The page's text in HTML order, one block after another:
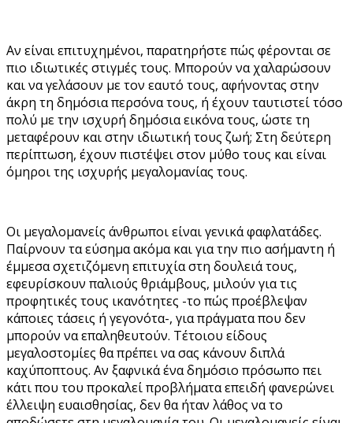
Αν είναι επιτυχημένοι, παρατηρήστε πώς φέρονται σε
πιο ιδιωτικές στιγμές τους. Μπορούν να χαλαρώσουν
και να γελάσουν με τον εαυτό τους, αφήνοντας στην
άκρη τη δημόσια περσόνα τους, ή έχουν ταυτιστεί τόσο
πολύ με την ισχυρή δημόσια εικόνα τους, ώστε τη
μεταφέρουν και στην ιδιωτική τους ζωή; Στη δεύτερη
περίπτωση, έχουν πιστέψει στον μύθο τους και είναι
όμηροι της ισχυρής μεγαλομανίας τους.
Οι μεγαλομανείς άνθρωποι είναι γενικά φαφλατάδες.
Παίρνουν τα εύσημα ακόμα και για την πιο ασήμαντη ή
έμμεσα σχετιζόμενη επιτυχία στη δουλειά τους,
εφευρίσκουν παλιούς θριάμβους, μιλούν για τις
προφητικές τους ικανότητες -το πώς προέβλεψαν
κάποιες τάσεις ή γεγονότα-, για πράγματα που δεν
μπορούν να επαληθευτούν. Τέτοιου είδους
μεγαλοστομίες θα πρέπει να σας κάνουν διπλά
καχύποπτους. Αν ξαφνικά ένα δημόσιο πρόσωπο πει
κάτι που του προκαλεί προβλήματα επειδή φανερώνει
έλλειψη ευαισθησίας, δεν θα ήταν λάθος να το